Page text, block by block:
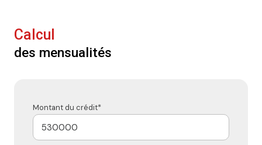
Calcul
des mensualités
Montant du crédit*